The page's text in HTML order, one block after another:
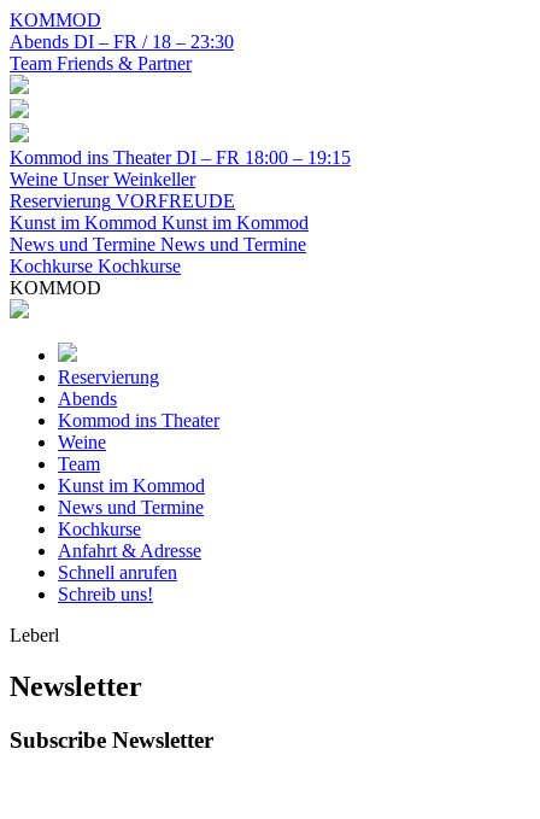
KOMMOD
Abends DI – FR / 18 – 23:30
Team Friends & Partner
Kommod ins Theater DI – FR 18:00 – 19:15
Weine Unser Weinkeller
Reservierung VORFREUDE
Kunst im Kommod Kunst im Kommod
News und Termine News und Termine
Kochkurse Kochkurse
KOMMOD
Reservierung
Abends
Kommod ins Theater
Weine
Team
Kunst im Kommod
News und Termine
Kochkurse
Anfahrt & Adresse
Schnell anrufen
Schreib uns!
Leberl
Newsletter
Subscribe Newsletter